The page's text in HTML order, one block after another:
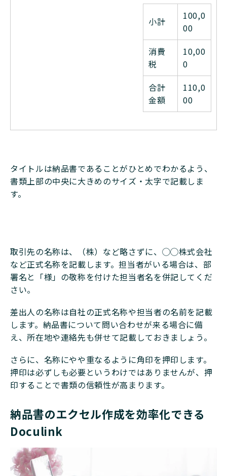
小計
100,0
00
消費
税
10,00
0
合計
金額
110,0
00
タイトルは納品書であることがひとめでわかるよう、
書類上部の中央に大きめのサイズ・太字で記載しま
す。
取引先の名称は、（株）など略さずに、◯◯株式会社
など正式名称を記載します。担当者がいる場合は、部
署名と「様」の敬称を付けた担当者名を併記してくだ
さい。
差出人の名称は自社の正式名称や担当者の名前を記載
します。納品書について問い合わせが来る場合に備
え、所在地や連絡先も併せて記載しておきましょう。
さらに、名称にやや重なるように角印を押印します。
押印は必ずしも必要というわけではありませんが、押
印することで書類の信頼性が高まります。
納品書のエクセル作成を効率化できる
Doculink